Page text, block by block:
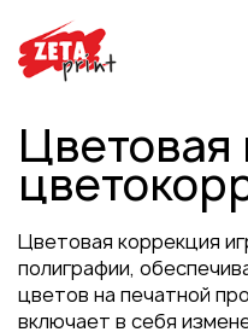
Цветовая
Цветовая коррекция
полиграфии,
цветов на печатной
включает в себя